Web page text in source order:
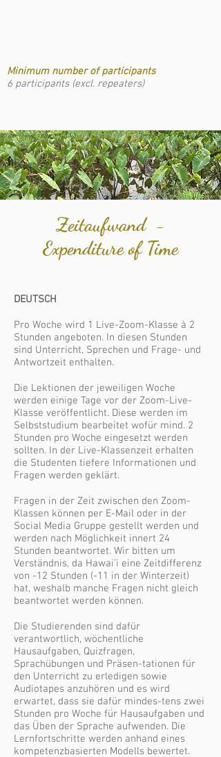
Minimum number of participants
6 participants (excl. repeaters)
Zeitaufwand -
Expenditure of Time
DEUTSCH
Pro Woche wird 1 Live-Zoom-Klasse à 2
Stunden angeboten. In diesen Stunden
sind Unterricht, Sprechen und Frage- und
Antwortzeit enthalten.
Die Lektionen der jeweiligen Woche
werden einige Tage vor der Zoom-Live-
Klasse veröffentlicht. Diese werden im
Selbststudium bearbeitet wofür mind. 2
Stunden pro Woche eingesetzt werden
sollten. In der Live-Klassenzeit erhalten
die Studenten tiefere Informationen und
Fragen werden geklärt.
Fragen in der Zeit zwischen den Zoom-
Klassen können per E-Mail oder in der
Social Media Gruppe gestellt werden und
werden nach Möglichkeit innert 24
Stunden beantwortet. Wir bitten um
Verständnis, da Hawai’i eine Zeitdifferenz
von -12 Stunden (-11 in der Winterzeit)
hat, weshalb manche Fragen nicht gleich
beantwortet werden können.
Die Studierenden sind dafür
verantwortlich, wöchentliche
Hausaufgaben, Quizfragen,
Sprachübungen und Präsen-tationen für
den Unterricht zu erledigen sowie
Audiotapes anzuhören und es wird
erwartet, dass sie dafür mindes-tens zwei
Stunden pro Woche für Hausaufgaben und
das Üben der Sprache aufwenden. Die
Lernfortschritte werden anhand eines
kompetenzbasierten Modells bewertet.